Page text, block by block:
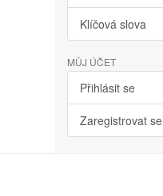
Klíčová slova
MŮJ ÚČET
Přihlásit se
Zaregistrovat se